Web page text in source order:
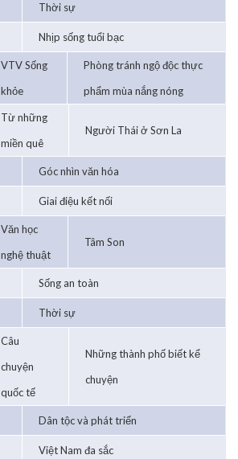
Thời sự
Nhịp sống tuổi bạc
VTV Sống
khỏe
Phòng tránh ngộ độc thực
phẩm mùa nắng nóng
Từ những
miền quê
Người Thái ở Sơn La
Góc nhìn văn hóa
Giai điệu kết nối
Văn học
nghệ thuật
Tâm Son
Sống an toàn
Thời sự
Câu
chuyện
quốc tế
Những thành phố biết kể
chuyện
Dân tộc và phát triển
Việt Nam đa sắc